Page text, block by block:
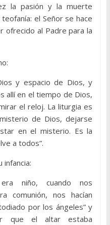
la pasión y la muerte
el Señor se hace
ofrecido al Padre para la
y espacio de Dios, y
allí en el tiempo de Dios,
el reloj. La liturgia es
de Dios, dejarse
en el misterio. Es la
a todos”.
infancia:
niño, cuando nos
comunión, nos hacían
por los ángeles” y
que el altar estaba